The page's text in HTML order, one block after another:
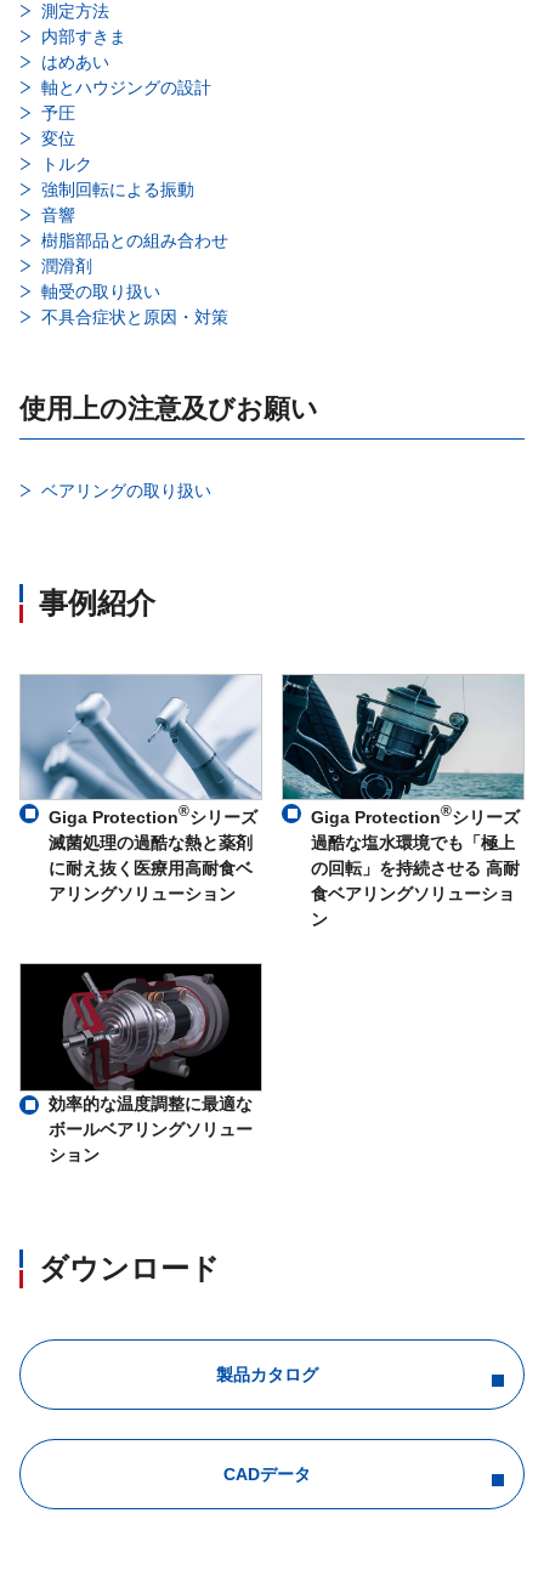
測定方法
内部すきま
はめあい
軸とハウジングの設計
予圧
変位
トルク
強制回転による振動
音響
樹脂部品との組み合わせ
潤滑剤
軸受の取り扱い
不具合症状と原因・対策
使用上の注意及びお願い
ベアリングの取り扱い
事例紹介
Giga Protection®シリーズ
滅菌処理の過酷な熱と薬剤
に耐え抜く医療用高耐食ベ
アリングソリューション
Giga Protection®シリーズ
過酷な塩水環境でも「極上
の回転」を持続させる 高耐
食ベアリングソリューショ
ン
効率的な温度調整に最適な
ボールベアリングソリュー
ション
ダウンロード
製品カタログ
CADデータ